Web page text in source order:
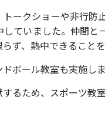
ークショーや非行
ていました。仲間
ず、熱中できること
ボール教室も実施しま
るため、スポーツ教